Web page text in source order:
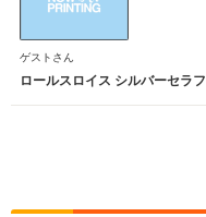
ゲストさん
ロールスロイス シルバーセラフ